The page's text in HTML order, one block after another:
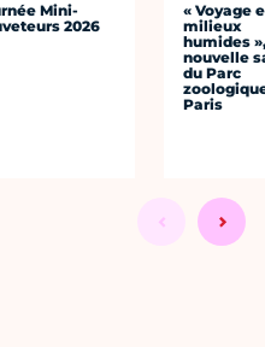
Mini-
2026
« Voyage
milieux
humides
nouvelle
du Parc
Paris